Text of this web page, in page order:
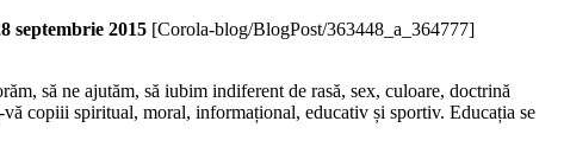
2015 [Corola-blog/BlogPost/363448_a_364777]
să ne ajutăm, să iubim indiferent de rasă, sex, culoare, doctrină
copiii spiritual, moral, informațional, educativ și sportiv. Educația se